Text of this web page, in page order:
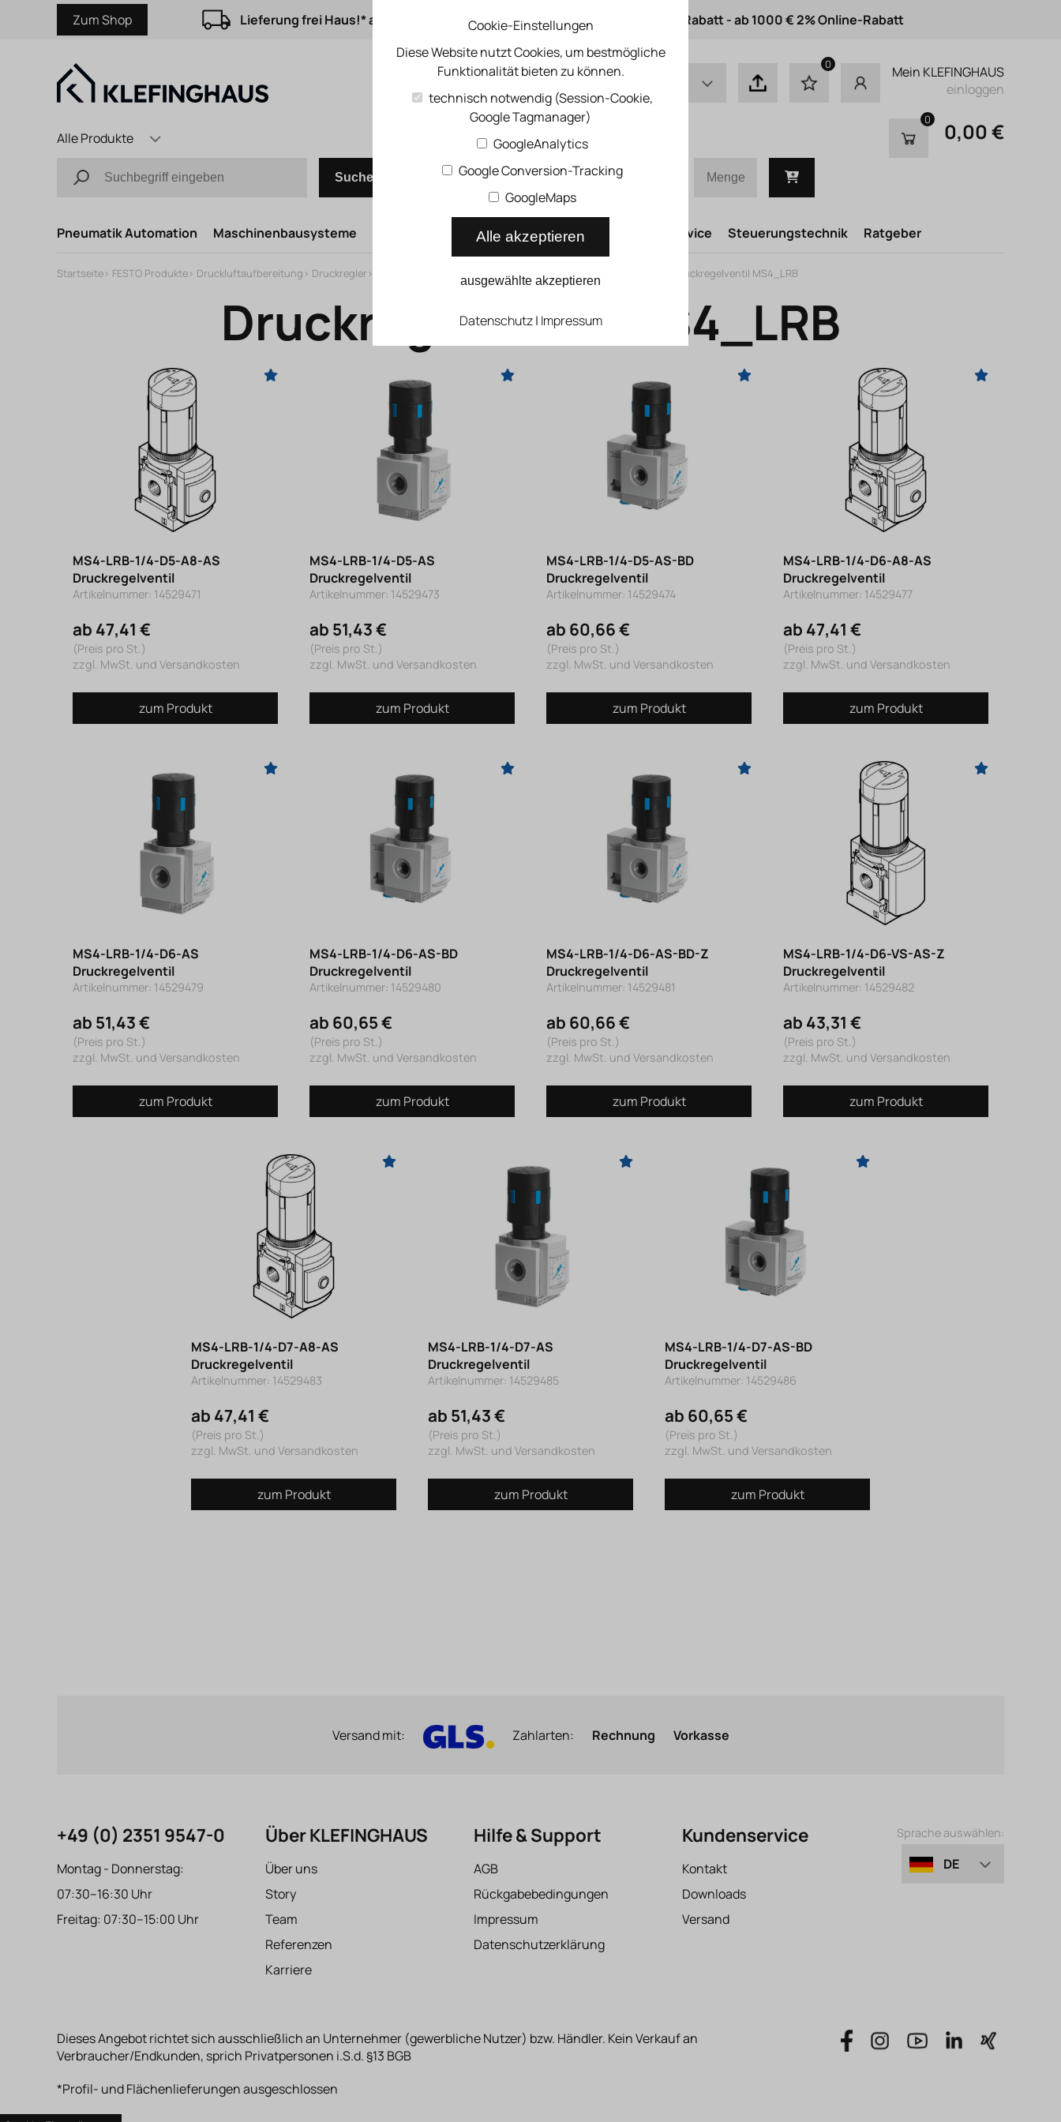
Zum Shop Lieferung frei Haus!* ab 50 € Auftragswert ab 500 € 1% Online-Rabatt - ab 1000 € 2% Online-Rabatt
0
Mein KLEFINGHAUS
einloggen
Alle Produkte
Suchen
Schnellbestellung
0 0,00 €
Pneumatik Automation Maschinenbausysteme Druckluftsysteme Kompressoren Service Steuerungstechnik Ratgeber
Startseite> FESTO Produkte> Druckluftaufbereitung > Druckregler > Druckregelventile für Batteriemontage MS-LRB Druckregelventil MS4_LRB
Druckregelventil MS4_LRB
MS4-LRB-1/4-D5-A8-AS
Druckregelventil
Artikelnummer: 14529471
ab 47,41 €
(Preis pro St.)
zzgl. MwSt. und Versandkosten
zum Produkt
MS4-LRB-1/4-D5-AS
Druckregelventil
Artikelnummer: 14529473
ab 51,43 €
(Preis pro St.)
zzgl. MwSt. und Versandkosten
zum Produkt
MS4-LRB-1/4-D5-AS-BD
Druckregelventil
Artikelnummer: 14529474
ab 60,66 €
(Preis pro St.)
zzgl. MwSt. und Versandkosten
zum Produkt
MS4-LRB-1/4-D6-A8-AS
Druckregelventil
Artikelnummer: 14529477
ab 47,41 €
(Preis pro St.)
zzgl. MwSt. und Versandkosten
zum Produkt
MS4-LRB-1/4-D6-AS
Druckregelventil
Artikelnummer: 14529479
ab 51,43 €
(Preis pro St.)
zzgl. MwSt. und Versandkosten
zum Produkt
MS4-LRB-1/4-D6-AS-BD
Druckregelventil
Artikelnummer: 14529480
ab 60,65 €
(Preis pro St.)
zzgl. MwSt. und Versandkosten
zum Produkt
MS4-LRB-1/4-D6-AS-BD-Z
Druckregelventil
Artikelnummer: 14529481
ab 60,66 €
(Preis pro St.)
zzgl. MwSt. und Versandkosten
zum Produkt
MS4-LRB-1/4-D6-VS-AS-Z
Druckregelventil
Artikelnummer: 14529482
ab 43,31 €
(Preis pro St.)
zzgl. MwSt. und Versandkosten
zum Produkt
MS4-LRB-1/4-D7-A8-AS
Druckregelventil
Artikelnummer: 14529483
ab 47,41 €
(Preis pro St.)
zzgl. MwSt. und Versandkosten
zum Produkt
MS4-LRB-1/4-D7-AS
Druckregelventil
Artikelnummer: 14529485
ab 51,43 €
(Preis pro St.)
zzgl. MwSt. und Versandkosten
zum Produkt
MS4-LRB-1/4-D7-AS-BD
Druckregelventil
Artikelnummer: 14529486
ab 60,65 €
(Preis pro St.)
zzgl. MwSt. und Versandkosten
zum Produkt
Versand mit: Zahlarten: Rechnung Vorkasse
+49 (0) 2351 9547-0
Montag - Donnerstag:
07:30–16:30 Uhr
Freitag: 07:30–15:00 Uhr
Über KLEFINGHAUS
Über uns
Story
Team
Referenzen
Karriere
Hilfe & Support
AGB
Rückgabebedingungen
Impressum
Datenschutzerklärung
Kundenservice
Kontakt
Downloads
Versand
Sprache auswählen:
DE
Dieses Angebot richtet sich ausschließlich an Unternehmer (gewerbliche Nutzer) bzw. Händler. Kein Verkauf an
Verbraucher/Endkunden, sprich Privatpersonen i.S.d. §13 BGB
*Profil- und Flächenlieferungen ausgeschlossen
Cookie-Einstellungen
Diese Website nutzt Cookies, um bestmögliche
Funktionalität bieten zu können.
technisch notwendig (Session-Cookie,
Google Tagmanager)
GoogleAnalytics
Google Conversion-Tracking
GoogleMaps
Alle akzeptieren
ausgewählte akzeptieren
Datenschutz| Impressum